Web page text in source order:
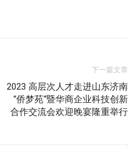
下一篇文章
2023 高层次人才走进山东济南
“侨梦苑“暨华商企业科技创新
合作交流会欢迎晚宴隆重举行